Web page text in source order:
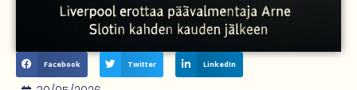
Facebook Twitter LinkedIn